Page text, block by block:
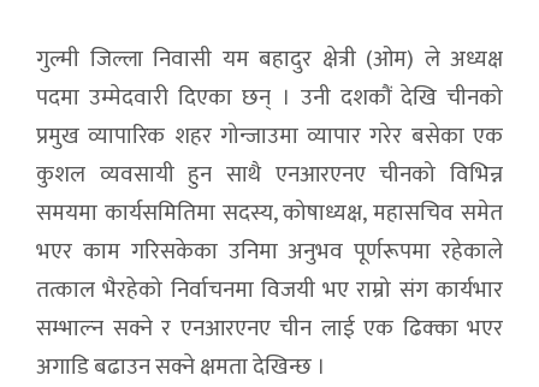
गुल्मी जिल्ला निवासी यम बहादुर क्षेत्री (ओम) ले अध्यक्ष
पदमा उम्मेदवारी दिएका छन् । उनी दशकौं देखि चीनको
प्रमुख व्यापारिक शहर गोन्जाउमा व्यापार गरेर बसेका एक
कुशल व्यवसायी हुन साथै एनआरएनए चीनको विभिन्न
समयमा कार्यसमितिमा सदस्य, कोषाध्यक्ष, महासचिव समेत
भएर काम गरिसकेका उनिमा अनुभव पूर्णरूपमा रहेकाले
तत्काल भैरहेको निर्वाचनमा विजयी भए राम्रो संग कार्यभार
सम्भाल्न सक्ने र एनआरएनए चीन लाई एक ढिक्का भएर
अगाडि बढाउन सक्ने क्षमता देखिन्छ ।